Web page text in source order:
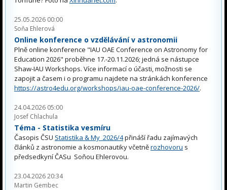
25.05.2026 00:00
Soňa Ehlerová
Online konference o vzdělávání v astronomii
Plně online konference "IAU OAE Conference on Astronomy for
Education 2026" proběhne 17.-20.11.2026; jedná se nástupce
Shaw-IAU Workshops. Více informací o účasti, možnosti se
zapojit a časem i o programu najdete na stránkách konference
https://astro4edu.org/workshops/iau-oae-conference-2026/.
24.04.2026 05:00
Josef Chlachula
Téma - Statistika vesmíru
Časopis ČSU Statistika & My 2026/4přináší řadu zajímavých
článků z astronomie a kosmonautiky včetněrozhovoru s
předsedkyní ČASu Soňou Ehlerovou.
23.04.2026 20:34
Martin Gembec